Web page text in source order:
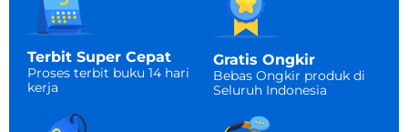
Terbit Super Cepat
Proses terbit buku 14 hari
kerja
Gratis Ongkir
Bebas Ongkir produk di
Seluruh Indonesia​